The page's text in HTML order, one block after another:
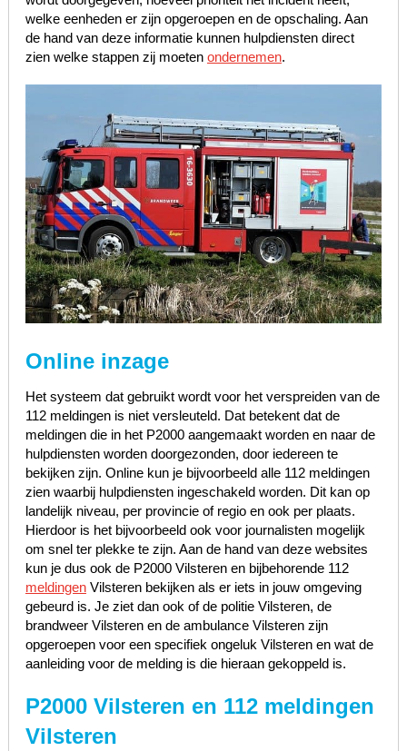
welke eenheden er zijn opgeroepen en de opschaling. Aan
de hand van deze informatie kunnen hulpdiensten direct
zien welke stappen zij moeten ondernemen.
Online inzage
Het systeem dat gebruikt wordt voor het verspreiden van de
112 meldingen is niet versleuteld. Dat betekent dat de
meldingen die in het P2000 aangemaakt worden en naar de
hulpdiensten worden doorgezonden, door iedereen te
bekijken zijn. Online kun je bijvoorbeeld alle 112 meldingen
zien waarbij hulpdiensten ingeschakeld worden. Dit kan op
landelijk niveau, per provincie of regio en ook per plaats.
Hierdoor is het bijvoorbeeld ook voor journalisten mogelijk
om snel ter plekke te zijn. Aan de hand van deze websites
kun je dus ook de P2000 Vilsteren en bijbehorende 112
meldingenVilsteren bekijken als er iets in jouw omgeving
gebeurd is. Je ziet dan ook of de politie Vilsteren, de
brandweer Vilsteren en de ambulance Vilsteren zijn
opgeroepen voor een specifiek ongeluk Vilsteren en wat de
aanleiding voor de melding is die hieraan gekoppeld is.
P2000 Vilsteren en 112 meldingen
Vilsteren